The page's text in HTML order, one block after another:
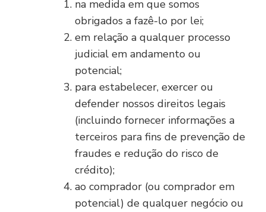
na medida em que somos
obrigados a fazê-lo por lei;
em relação a qualquer processo
judicial em andamento ou
potencial;
para estabelecer, exercer ou
defender nossos direitos legais
(incluindo fornecer informações a
terceiros para fins de prevenção de
fraudes e redução do risco de
crédito);
ao comprador (ou comprador em
potencial) de qualquer negócio ou